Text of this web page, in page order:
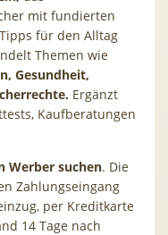
mit fundierten
für den Alltag
Themen wie
Gesundheit,
Ergänzt
Kaufberatungen
Werber suchen. Die
Zahlungseingang
per Kreditkarte
14 Tage nach